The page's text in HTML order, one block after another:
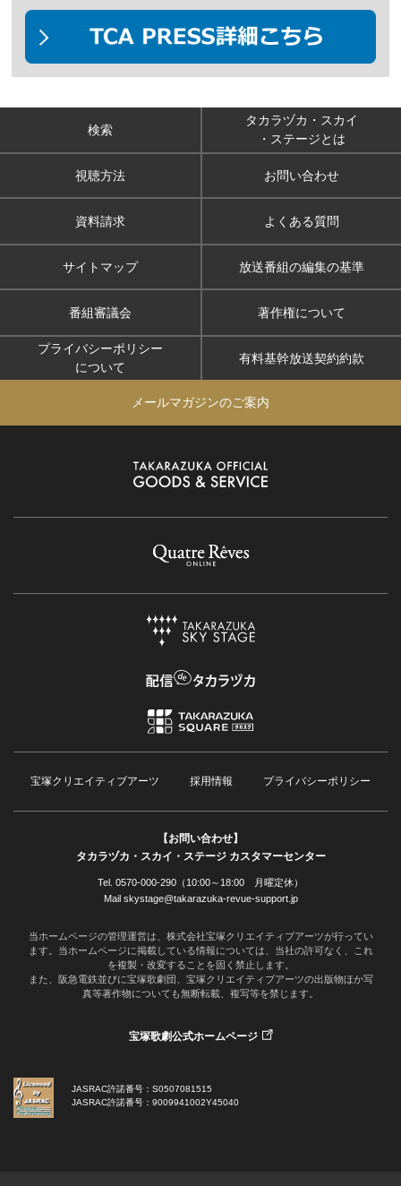
検索
タカラヅカ・スカイ
・ステージとは
視聴方法 お問い合わせ
資料請求 よくある質問
サイトマップ 放送番組の編集の基準
番組審議会 著作権について
プライバシーポリシー
について
有料基幹放送契約約款
メールマガジンのご案内
宝塚クリエイティブアーツ 採用情報 プライバシーポリシー
【お問い合わせ】
タカラヅカ・スカイ・ステージ カスタマーセンター
Tel. 0570-000-290（10:00～18:00 月曜定休）
Mail skystage@takarazuka-revue-support.jp
当ホームページの管理運営は、株式会社宝塚クリエイティブアーツが行ってい
ます。当ホームページに掲載している情報については、当社の許可なく、これ
を複製・改変することを固く禁止します。
また、阪急電鉄並びに宝塚歌劇団、宝塚クリエイティブアーツの出版物ほか写
真等著作物についても無断転載、複写等を禁じます。
宝塚歌劇公式ホームページ
JASRAC許諾番号：S0507081515
JASRAC許諾番号：9009941002Y45040